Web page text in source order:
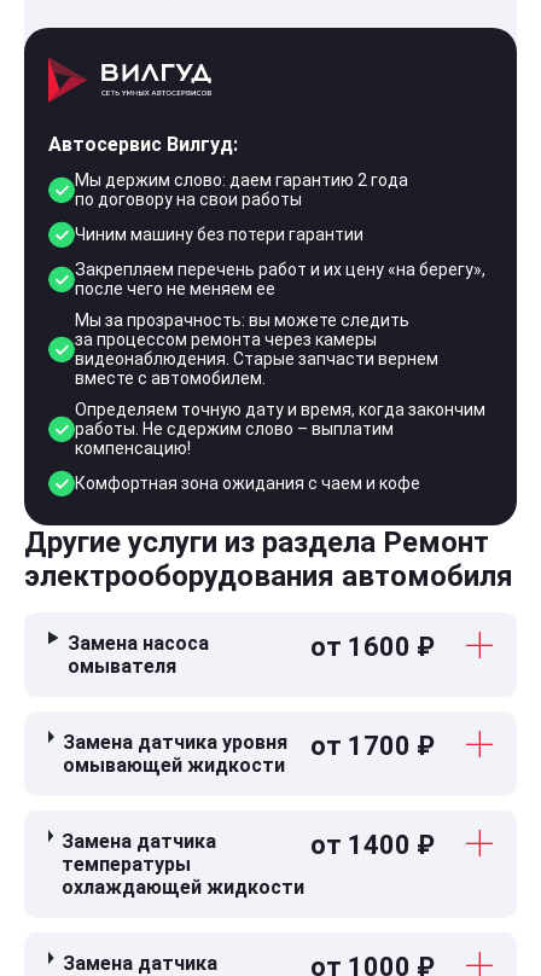
Автосервис Вилгуд:
Мы держим слово: даем гарантию 2 года
по договору на свои работы
Чиним машину без потери гарантии
Закрепляем перечень работ и их цену «на берегу»,
после чего не меняем ее
Мы за прозрачность: вы можете следить
за процессом ремонта через камеры
видеонаблюдения. Старые запчасти вернем
вместе с автомобилем.
Определяем точную дату и время, когда закончим
работы. Не сдержим слово – выплатим
компенсацию!
Комфортная зона ожидания с чаем и кофе
Другие услуги из раздела Ремонт
электрооборудования автомобиля
Замена насоса
омывателя
от 1600 ₽
Замена датчика уровня
омывающей жидкости
от 1700 ₽
Замена датчика
температуры
охлаждающей жидкости
от 1400 ₽
Замена датчика
от 1000 ₽